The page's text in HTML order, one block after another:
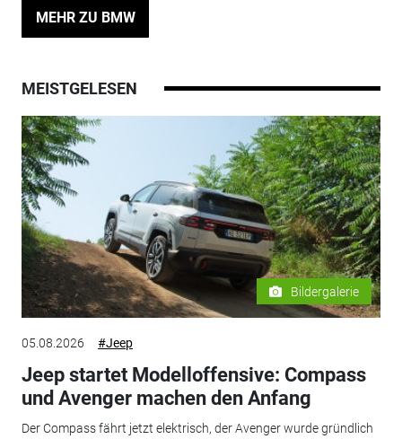
MEHR ZU BMW
MEISTGELESEN
Bildergalerie
05.08.2026 #Jeep
Jeep startet Modelloffensive: Compass
und Avenger machen den Anfang
Der Compass fährt jetzt elektrisch, der Avenger wurde gründlich